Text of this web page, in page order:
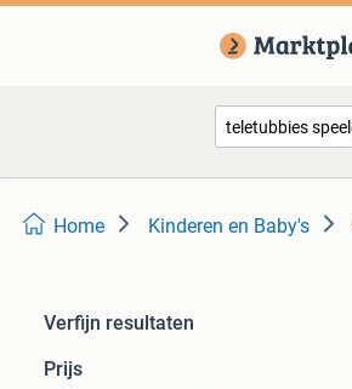
Home Kinderen en Baby's
Verfijn resultaten
Prijs